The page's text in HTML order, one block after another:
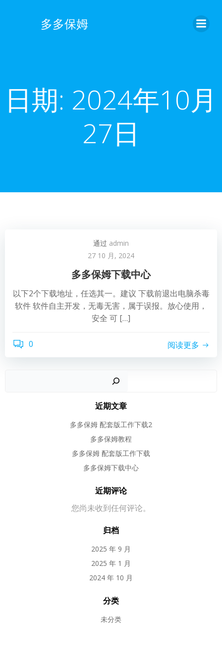
多多保姆
日期: 2024年10月
27日
通过 admin
27 10 月, 2024
多多保姆下载中心
以下2个下载地址，任选其一。建议 下载前退出电脑杀毒
软件 软件自主开发，无毒无害，属于误报。放心使用，
安全 可 […]
0 阅读更多
近期文章
多多保姆 配套版工作下载2
多多保姆教程
多多保姆 配套版工作下载
多多保姆下载中心
近期评论
您尚未收到任何评论。
归档
2025 年 9 月
2025 年 1 月
2024 年 10 月
分类
未分类